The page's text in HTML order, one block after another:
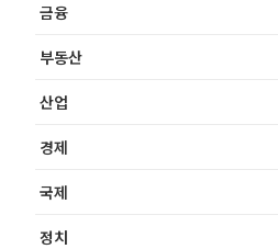
금융
부동산
산업
경제
국제
정치